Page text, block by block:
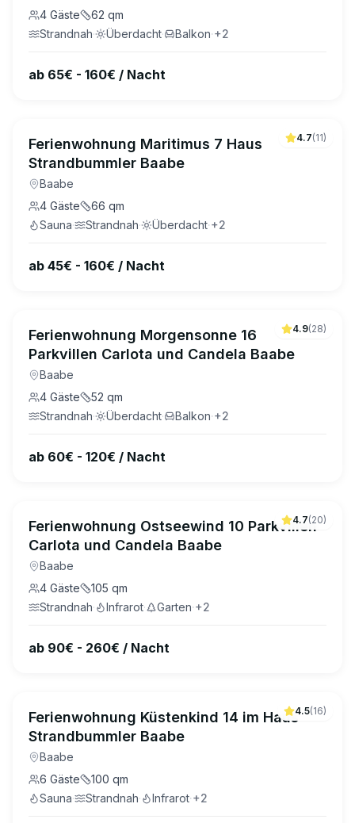
4 Gäste 62 qm
Strandnah· Überdacht· Balkon·+2
ab 65€ - 160€ / Nacht
4.7(11)
Ferienwohnung Maritimus 7 Haus
Strandbummler Baabe
Baabe
4 Gäste 66 qm
Sauna· Strandnah· Überdacht·+2
ab 45€ - 160€ / Nacht
4.9(28)
Ferienwohnung Morgensonne 16
Parkvillen Carlota und Candela Baabe
Baabe
4 Gäste 52 qm
Strandnah· Überdacht· Balkon·+2
ab 60€ - 120€ / Nacht
4.7(20)
Ferienwohnung Ostseewind 10 Parkvillen
Carlota und Candela Baabe
Baabe
4 Gäste 105 qm
Strandnah· Infrarot· Garten·+2
ab 90€ - 260€ / Nacht
4.5(16)
Ferienwohnung Küstenkind 14 im Haus
Strandbummler Baabe
Baabe
6 Gäste 100 qm
Sauna· Strandnah· Infrarot·+2